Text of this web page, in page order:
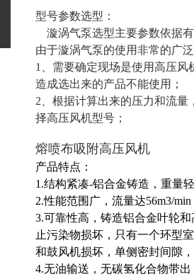
型号参数选型：
漩涡气泵选型主要参数依据有
由于漩涡气泵的使用非常的广
1、需要确定现场是使用高压
造成选出来的产品不能使用；
2、根据计算出来的压力和流
择高压风机型号；
熔喷布吸附高压风机
产品特点：
1.结构紧凑-铝合金铸造，重量
2.性能范围广，流量达56m3/
3.可靠性高，铸造铝合金叶轮
止污染物损坏，只有一个环型
和鼓风机损坏，单侧密封间隙
4.无油输送，无碳氢化合物带